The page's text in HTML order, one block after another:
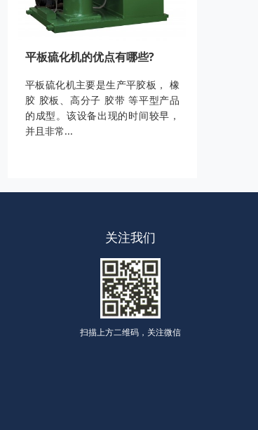
平板硫化机的优点有哪些?
平板硫化机主要是生产平胶板， 橡
胶 胶板、高分子 胶带 等平型产品
的成型。该设备出现的时间较早，
并且非常...
关注我们
扫描上方二维码，关注微信